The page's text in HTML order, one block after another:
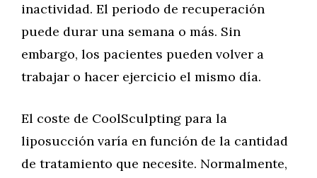
inactividad. El periodo de recuperación
puede durar una semana o más. Sin
embargo, los pacientes pueden volver a
trabajar o hacer ejercicio el mismo día.
El coste de CoolSculpting para la
liposucción varía en función de la cantidad
de tratamiento que necesite. Normalmente,